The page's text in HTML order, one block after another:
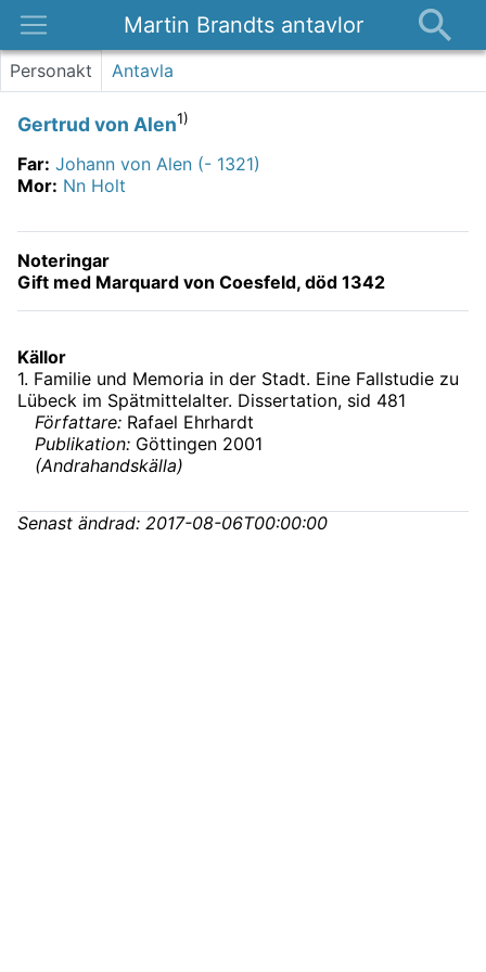
Martin Brandts antavlor
Platser
Om
Kontakt
Personakt Antavla
Gertrud von Alen1)
Far: Johann von Alen (- 1321)
Mor: Nn Holt
Noteringar
Gift med Marquard von Coesfeld, död 1342
Källor
1. Familie und Memoria in der Stadt. Eine Fallstudie zu
Lübeck im Spätmittelalter. Dissertation, sid 481
Författare: Rafael Ehrhardt
Publikation: Göttingen 2001
(Andrahandskälla)
Senast ändrad: 2017-08-06T00:00:00